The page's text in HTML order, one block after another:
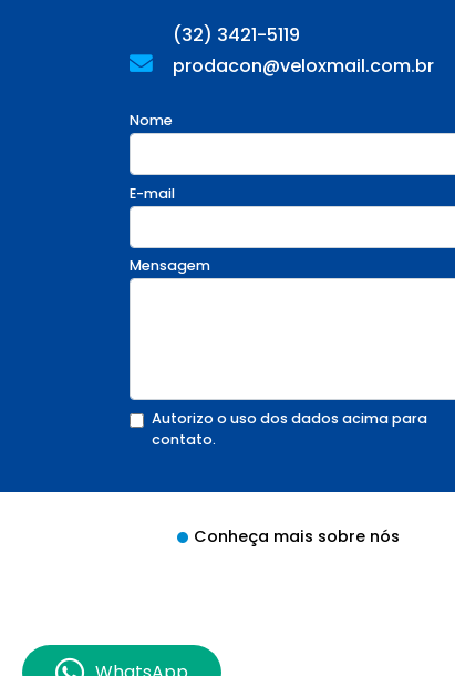
(32) 3421-5119
prodacon@veloxmail.com.br
Nome
E-mail
Mensagem
Autorizo o uso dos dados acima para
contato.
Conheça mais sobre nós